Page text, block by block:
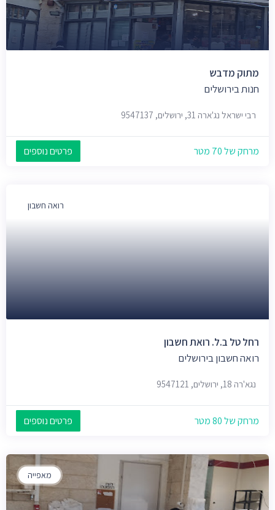
מתוק מדבש
חנות בירושלים
רבי ישראל נג'ארה 31, ירושלים, 9547137
מרחק של 70 מטר פרטים נוספים
רואה חשבון
רחל טל ב.ל. רואת חשבון
רואה חשבון בירושלים
נגא'רה 18, ירושלים, 9547121
מרחק של 80 מטר פרטים נוספים
מאפייה